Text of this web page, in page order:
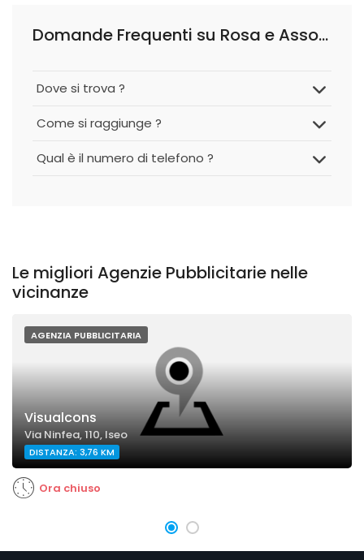
Domande Frequenti su Rosa e Associati S.r.l.
Dove si trova ?
Come si raggiunge ?
Qual è il numero di telefono ?
Le migliori Agenzie Pubblicitarie nelle
vicinanze
AGENZIA PUBBLICITARIA
Visualcons
Via Ninfea, 110, Iseo
DISTANZA: 3,76 KM
Ora chiuso